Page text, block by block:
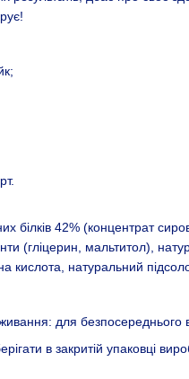
білків 42% (концентрат
(гліцерин, мальтитол),
кислота, натуральний
для безпосереднього
в закритій упаковці